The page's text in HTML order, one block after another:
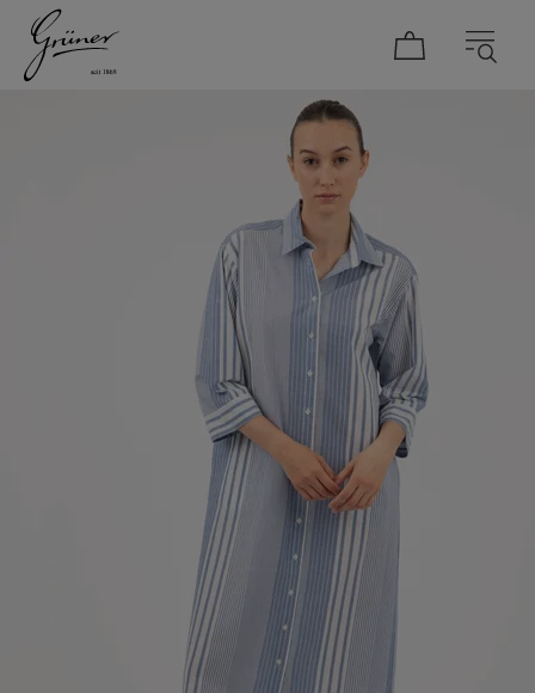
HERREN